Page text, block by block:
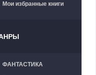
Мои избранные книги
ФАНТАСТИКА